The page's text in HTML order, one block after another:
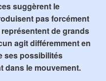
suggèrent le
pas forcément
de grands
agit différemment en
ses possibilités
dans le mouvement.